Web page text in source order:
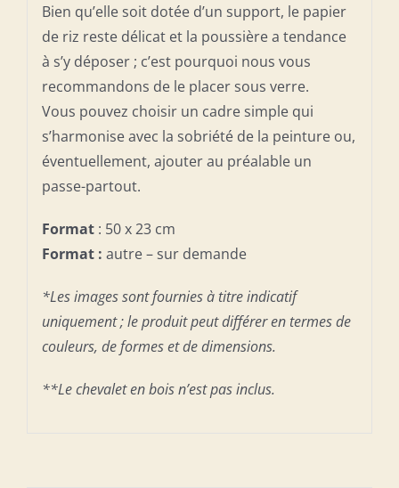
Bien qu’elle soit dotée d’un support, le papier
de riz reste délicat et la poussière a tendance
à s’y déposer ; c’est pourquoi nous vous
recommandons de le placer sous verre.
Vous pouvez choisir un cadre simple qui
s’harmonise avec la sobriété de la peinture ou,
éventuellement, ajouter au préalable un
passe-partout.
Format: 50 x 23 cm
Format : autre – sur demande
*Les images sont fournies à titre indicatif
uniquement ; le produit peut différer en termes de
couleurs, de formes et de dimensions.
**Le chevalet en bois n’est pas inclus.